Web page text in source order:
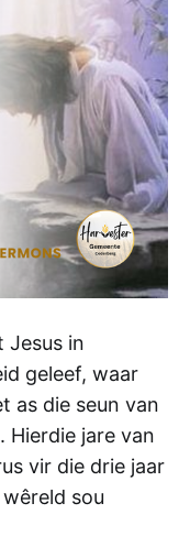
Jesus in
geleef, waar
as die seun van
Hierdie jare van
vir die drie jaar
sou